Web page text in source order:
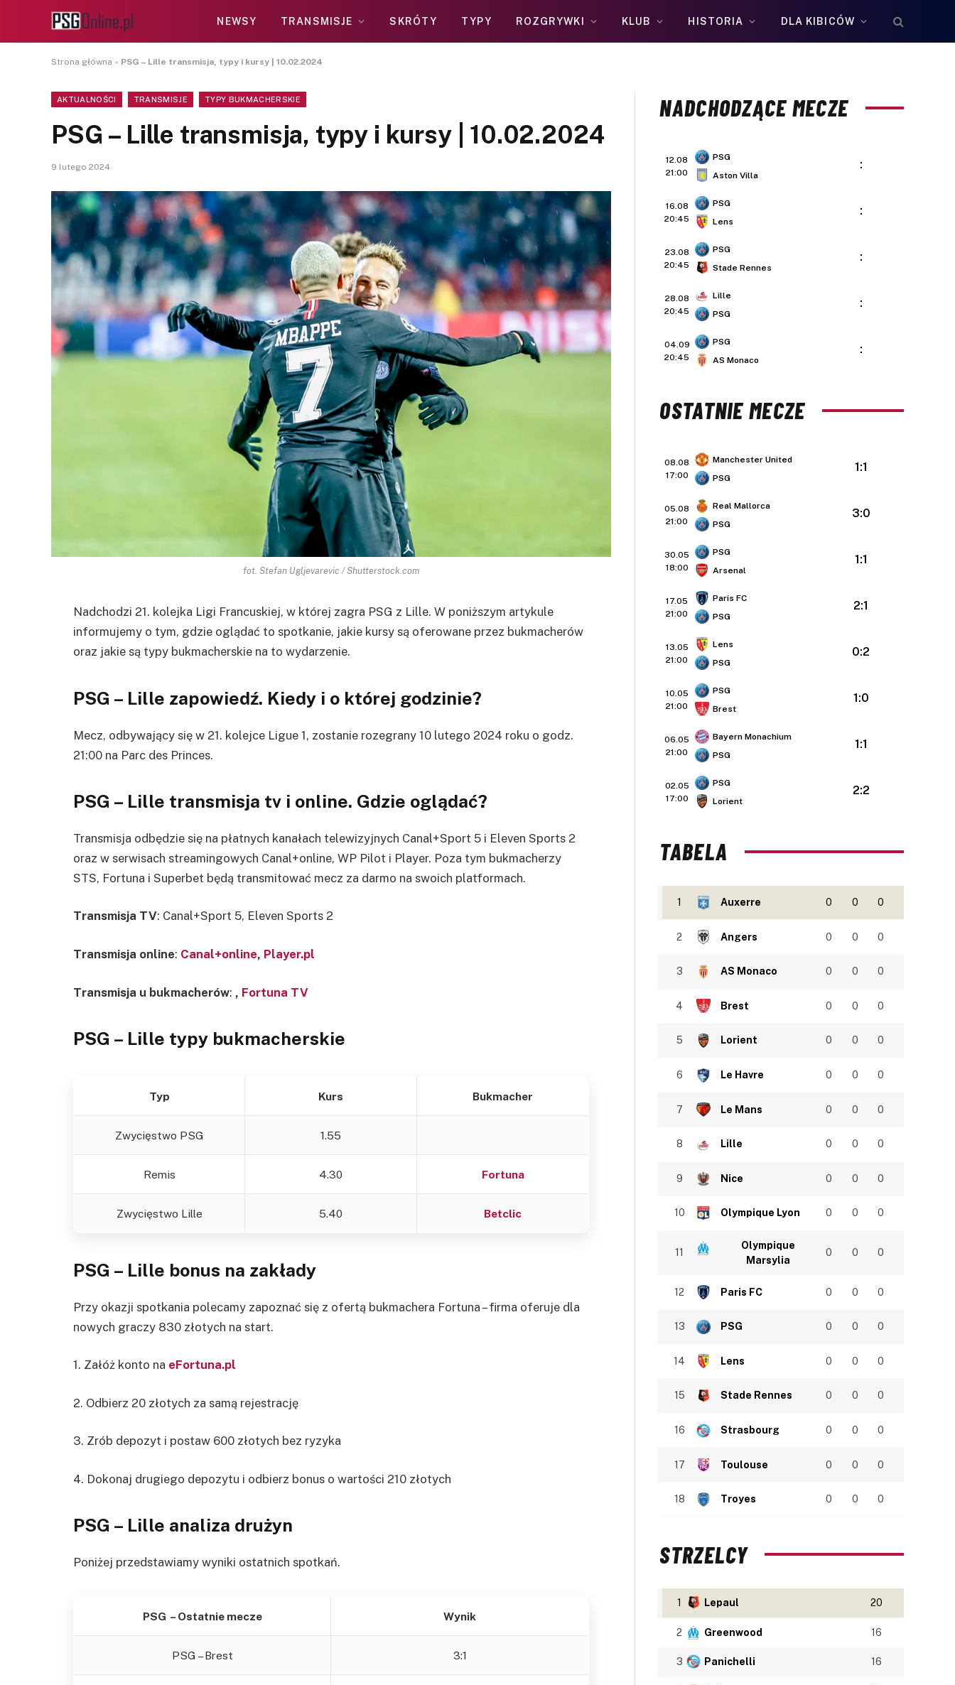
NEWSY TRANSMISJE SKRÓTY TYPY ROZGRYWKI KLUB HISTORIA DLA KIBICÓW
Strona główna » PSG – Lille transmisja, typy i kursy | 10.02.2024
AKTUALNOŚCI TRANSMISJE TYPY BUKMACHERSKIE
PSG – Lille transmisja, typy i kursy | 10.02.2024
9 lutego 2024
fot. Stefan Ugljevarevic / Shutterstock.com
Nadchodzi 21. kolejka Ligi Francuskiej, w której zagra PSG z Lille. W poniższym artykule
informujemy o tym, gdzie oglądać to spotkanie, jakie kursy są oferowane przez bukmacherów
oraz jakie są typy bukmacherskie na to wydarzenie.
PSG – Lille zapowiedź. Kiedy i o której godzinie?
Mecz, odbywający się w 21. kolejce Ligue 1, zostanie rozegrany 10 lutego 2024 roku o godz.
21:00 na Parc des Princes.
PSG – Lille transmisja tv i online. Gdzie oglądać?
Transmisja odbędzie się na płatnych kanałach telewizyjnych Canal+Sport 5 i Eleven Sports 2
oraz w serwisach streamingowych Canal+online, WP Pilot i Player. Poza tym bukmacherzy
STS, Fortuna i Superbet będą transmitować mecz za darmo na swoich platformach.
Transmisja TV: Canal+Sport 5, Eleven Sports 2
Transmisja online: Canal+online, Player.pl
Transmisja u bukmacherów: , Fortuna TV
PSG – Lille typy bukmacherskie
Typ Kurs Bukmacher
Zwycięstwo PSG 1.55
Remis 4.30 Fortuna
Zwycięstwo Lille 5.40 Betclic
PSG – Lille bonus na zakłady
Przy okazji spotkania polecamy zapoznać się z ofertą bukmachera Fortuna – firma oferuje dla
nowych graczy 830 złotych na start.
1. Załóż konto na eFortuna.pl
2. Odbierz 20 złotych za samą rejestrację
3. Zrób depozyt i postaw 600 złotych bez ryzyka
4. Dokonaj drugiego depozytu i odbierz bonus o wartości 210 złotych
PSG – Lille analiza drużyn
Poniżej przedstawiamy wyniki ostatnich spotkań.
PSG – Ostatnie mecze Wynik
PSG – Brest 3:1
NADCHODZĄCE MECZE
12.08
21:00
PSG
Aston Villa
:
16.08
20:45
PSG
Lens
:
23.08
20:45
PSG
Stade Rennes
:
28.08
20:45
Lille
PSG
:
04.09
20:45
PSG
AS Monaco
:
OSTATNIE MECZE
08.08
17:00
Manchester United
PSG
1:1
05.08
21:00
Real Mallorca
PSG
3:0
30.05
18:00
PSG
Arsenal
1:1
17.05
21:00
Paris FC
PSG
2:1
13.05
21:00
Lens
PSG
0:2
10.05
21:00
PSG
Brest
1:0
06.05
21:00
Bayern Monachium
PSG
1:1
02.05
17:00
PSG
Lorient
2:2
TABELA
1 Auxerre 0 0 0
2 Angers 0 0 0
3 AS Monaco 0 0 0
4 Brest 0 0 0
5 Lorient 0 0 0
6 Le Havre 0 0 0
7 Le Mans 0 0 0
8 Lille 0 0 0
9 Nice 0 0 0
10 Olympique Lyon 0 0 0
11
Olympique
Marsylia
0 0 0
12 Paris FC 0 0 0
13 PSG 0 0 0
14 Lens 0 0 0
15 Stade Rennes 0 0 0
16 Strasbourg 0 0 0
17 Toulouse 0 0 0
18 Troyes 0 0 0
STRZELCY
1 Lepaul 20
2 Greenwood 16
3 Panichelli 16